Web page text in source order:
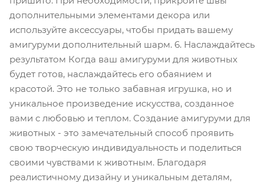
дополнительными элементами декора или
используйте аксессуары, чтобы придать вашему
амигуруми дополнительный шарм. 6. Наслаждайтесь
результатом Когда ваш амигуруми для животных
будет готов, наслаждайтесь его обаянием и
красотой. Это не только забавная игрушка, но и
уникальное произведение искусства, созданное
вами с любовью и теплом. Создание амигуруми для
животных - это замечательный способ проявить
свою творческую индивидуальность и поделиться
своими чувствами к животным. Благодаря
реалистичному дизайну и уникальным деталям,